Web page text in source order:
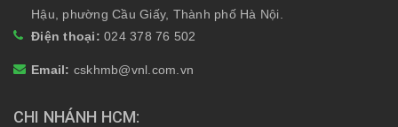
Hậu, phường Cầu Giấy, Thành phố Hà Nội.
Điện thoại: 024 378 76 502
Email: cskhmb@vnl.com.vn
CHI NHÁNH HCM